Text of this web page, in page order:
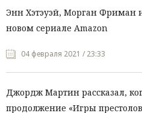
Энн Хэтэуэй, Морган Фриман
новом сериале Amazon
04 февраля 2021 / 23:33
Джордж Мартин рассказал,
продолжение «Игры